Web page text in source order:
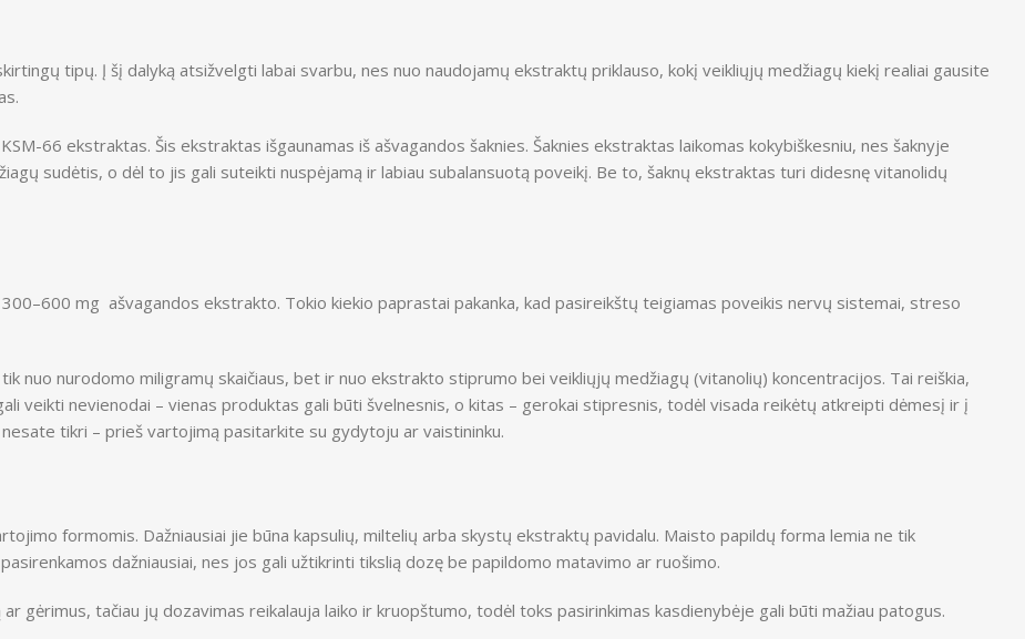
tipų. Į šį dalyką atsižvelgti labai svarbu, nes nuo naudojamų ekstraktų priklauso, kokį veikliųjų medžiagų kiekį realiai gausite
66 ekstraktas. Šis ekstraktas išgaunamas iš ašvagandos šaknies. Šaknies ekstraktas laikomas kokybiškesniu, nes šaknyje
sudėtis, o dėl to jis gali suteikti nuspėjamą ir labiau subalansuotą poveikį. Be to, šaknų ekstraktas turi didesnę vitanolidų
mg ašvagandos ekstrakto. Tokio kiekio paprastai pakanka, kad pasireikštų teigiamas poveikis nervų sistemai, streso
nuo nurodomo miligramų skaičiaus, bet ir nuo ekstrakto stiprumo bei veikliųjų medžiagų (vitanolių) koncentracijos. Tai reiškia,
veikti nevienodai – vienas produktas gali būti švelnesnis, o kitas – gerokai stipresnis, todėl visada reikėtų atkreipti dėmesį ir į
tikri – prieš vartojimą pasitarkite su gydytoju ar vaistininku.
formomis. Dažniausiai jie būna kapsulių, miltelių arba skystų ekstraktų pavidalu. Maisto papildų forma lemia ne tik
dažniausiai, nes jos gali užtikrinti tikslią dozę be papildomo matavimo ar ruošimo.
gėrimus, tačiau jų dozavimas reikalauja laiko ir kruopštumo, todėl toks pasirinkimas kasdienybėje gali būti mažiau patogus.